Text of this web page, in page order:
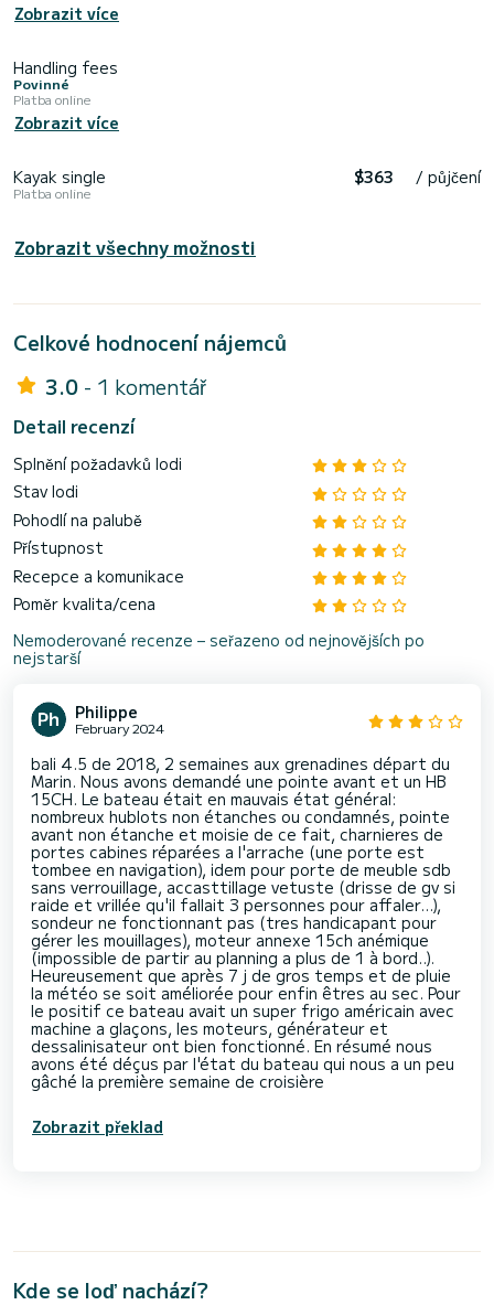
Zobrazit více
Handling fees
Povinné
Platba online
Zobrazit více
Kayak single
Platba online
$363 / půjčení
Zobrazit všechny možnosti
Celkové hodnocení nájemců
3.0 - 1 komentář
Detail recenzí
Splnění požadavků lodi
Stav lodi
Pohodlí na palubě
Přístupnost
Recepce a komunikace
Poměr kvalita/cena
Nemoderované recenze – seřazeno od nejnovějších po
nejstarší
Philippe
February 2024
bali 4.5 de 2018, 2 semaines aux grenadines départ du
Marin. Nous avons demandé une pointe avant et un HB
15CH. Le bateau était en mauvais état général:
nombreux hublots non étanches ou condamnés, pointe
avant non étanche et moisie de ce fait, charnieres de
portes cabines réparées a l'arrache (une porte est
tombee en navigation), idem pour porte de meuble sdb
sans verrouillage, accasttillage vetuste (drisse de gv si
raide et vrillée qu'il fallait 3 personnes pour affaler...),
sondeur ne fonctionnant pas (tres handicapant pour
gérer les mouillages), moteur annexe 15ch anémique
(impossible de partir au planning a plus de 1 à bord..).
Heureusement que après 7 j de gros temps et de pluie
la météo se soit améliorée pour enfin êtres au sec. Pour
le positif ce bateau avait un super frigo américain avec
machine a glaçons, les moteurs, générateur et
dessalinisateur ont bien fonctionné. En résumé nous
avons été déçus par l'état du bateau qui nous a un peu
gâché la première semaine de croisière
Zobrazit překlad
Kde se loď nachází?